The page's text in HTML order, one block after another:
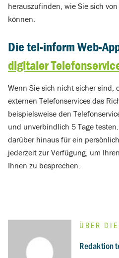
herauszufinden, wie Sie sich
können.
Die tel-inform Web-
digitaler
Wenn Sie sich nicht sicher sind,
externen Telefonservices das
beispielsweise den
und unverbindlich 5 Tage
darüber hinaus für ein
jederzeit zur Verfügung, um
Ihnen zu besprechen.
ÜBER
:Redaktion